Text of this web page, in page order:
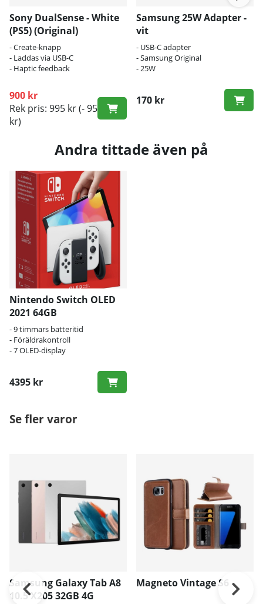
Sony DualSense - White
(PS5) (Original)
- Create-knapp
- Laddas via USB-C
- Haptic feedback
900 kr
Rek pris: 995 kr(- 95
kr)
Samsung 25W Adapter -
vit
- USB-C adapter
- Samsung Original
- 25W
170 kr
Andra tittade även på
Nintendo Switch OLED
2021 64GB
- 9 timmars batteritid
- Föräldrakontroll
- 7 OLED-display
4395 kr
Se fler varor
Samsung Galaxy Tab A8
10.5 X205 32GB 4G
Magneto Vintage S6